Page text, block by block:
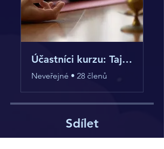
Účastníci kurzu: Tajemství jóga nidry
Neveřejné • 28 členů
Sdílet